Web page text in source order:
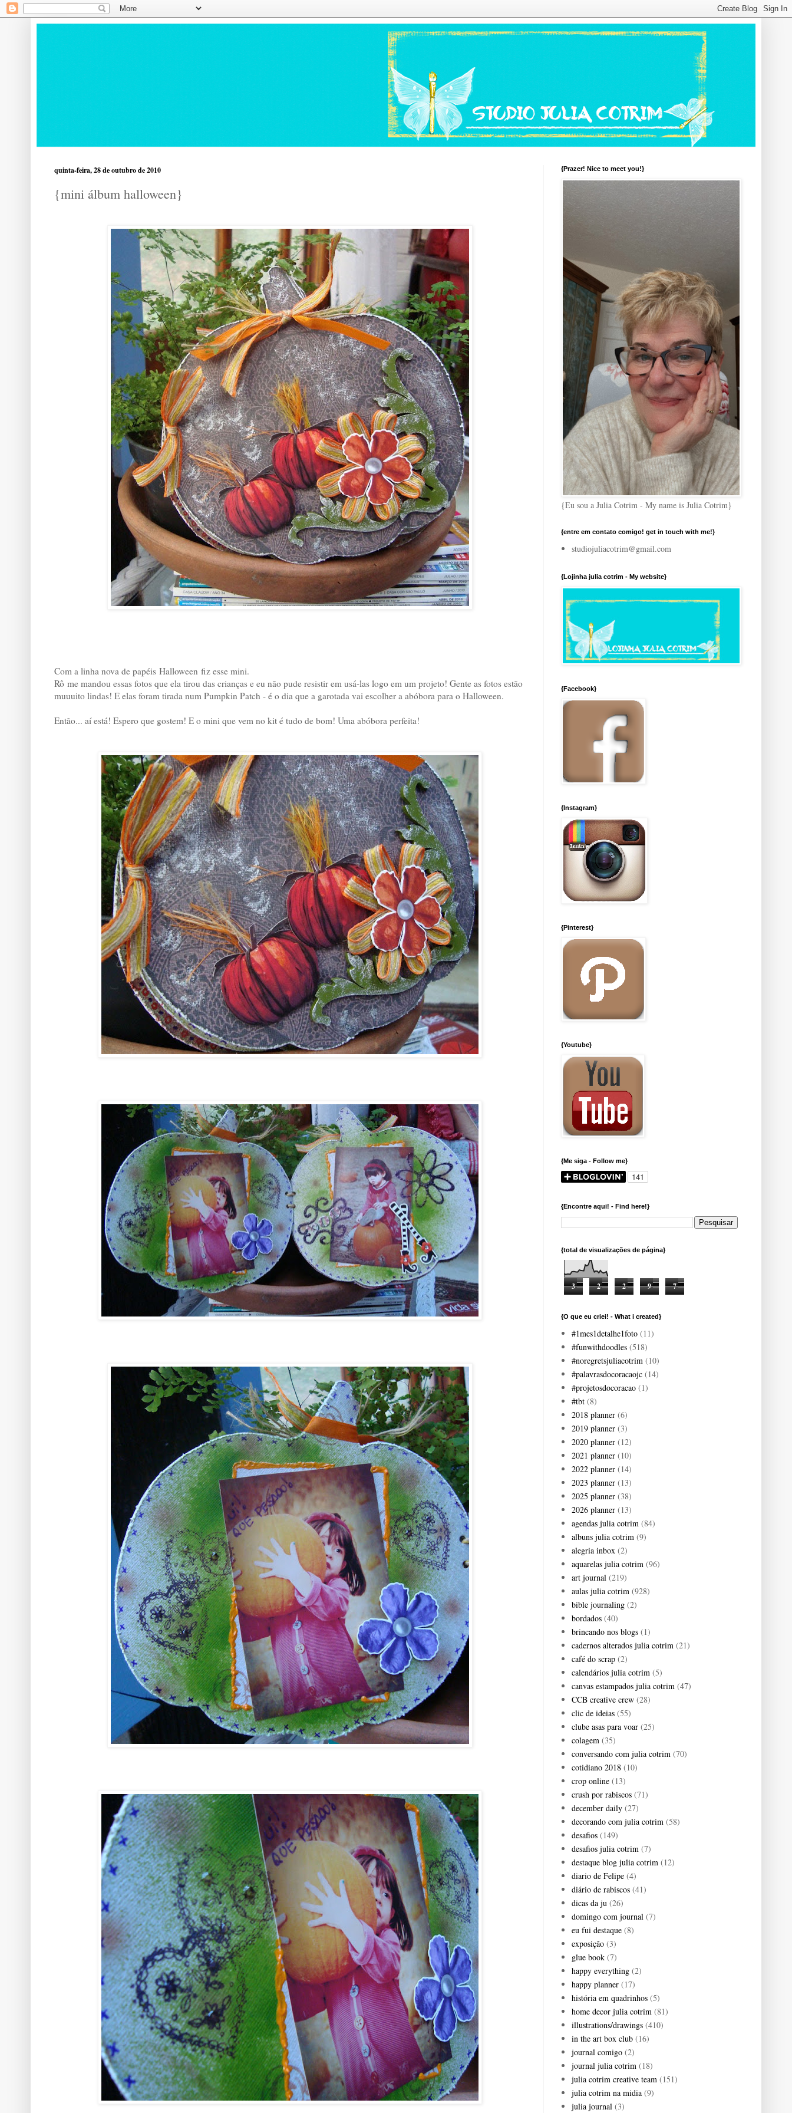
quinta-feira, 28 de outubro de 2010
{mini álbum halloween}
Com a linha nova de papéis Halloween fiz esse mini.
Rô me mandou essas fotos que ela tirou das crianças e eu não pude resistir em usá-las logo em um projeto! Gente as fotos estão
muuuito lindas! E elas foram tirada num Pumpkin Patch - é o dia que a garotada vai escolher a abóbora para o Halloween.
Então... aí está! Espero que gostem! E o mini que vem no kit é tudo de bom! Uma abóbora perfeita!
{Prazer! Nice to meet you!}
{Eu sou a Julia Cotrim - My name is Julia Cotrim}
{entre em contato comigo! get in touch with me!}
studiojuliacotrim@gmail.com
{Lojinha julia cotrim - My website}
{Facebook}
{Instagram}
{Pinterest}
{Youtube}
{Me siga - Follow me}
{Encontre aqui! - Find here!}
{total de visualizações de página}
3 2 2 9 7
{O que eu criei! - What i created}
#1mes1detalhe1foto (11)
#funwithdoodles (518)
#noregretsjuliacotrim (10)
#palavrasdocoracaojc (14)
#projetosdocoracao (1)
#tbt (8)
2018 planner (6)
2019 planner (3)
2020 planner (12)
2021 planner (10)
2022 planner (14)
2023 planner (13)
2025 planner (38)
2026 planner (13)
agendas julia cotrim (84)
albuns julia cotrim (9)
alegria inbox (2)
aquarelas julia cotrim (96)
art journal (219)
aulas julia cotrim (928)
bible journaling (2)
bordados (40)
brincando nos blogs (1)
cadernos alterados julia cotrim (21)
café do scrap (2)
calendários julia cotrim (5)
canvas estampados julia cotrim (47)
CCB creative crew (28)
clic de ideias (55)
clube asas para voar (25)
colagem (35)
conversando com julia cotrim (70)
cotidiano 2018 (10)
crop online (13)
crush por rabiscos (71)
december daily (27)
decorando com julia cotrim (58)
desafios (149)
desafios julia cotrim (7)
destaque blog julia cotrim (12)
diario de Felipe (4)
diário de rabiscos (41)
dicas da ju (26)
domingo com journal (7)
eu fui destaque (8)
exposição (3)
glue book (7)
happy everything (2)
happy planner (17)
história em quadrinhos (5)
home decor julia cotrim (81)
illustrations/drawings (410)
in the art box club (16)
journal comigo (2)
journal julia cotrim (18)
julia cotrim creative team (151)
julia cotrim na midia (9)
julia journal (3)